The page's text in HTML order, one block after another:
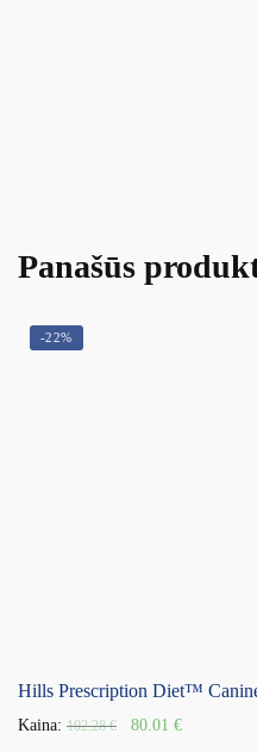
Panašūs
-22%
Hills Prescription Diet™
Kaina: 102.28€ 80.01 €